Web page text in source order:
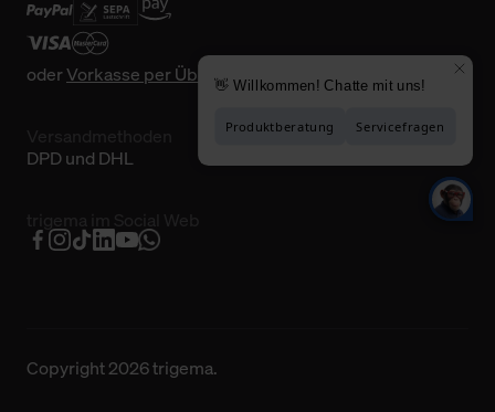
oderVorkasse per Überweisung
DPD und DHL
Copyright 2026 trigema.